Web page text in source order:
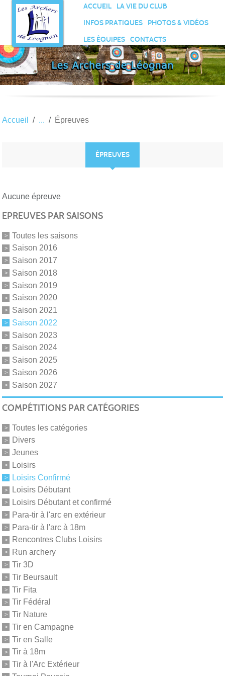
ACCUEIL
LA VIE DU CLUB
INFOS PRATIQUES
PHOTOS & VIDÉOS
LES ÉQUIPES
CONTACTS
Accueil Épreuves
ÉPREUVES
Aucune épreuve
EPREUVES PAR SAISONS
Toutes les saisons
Saison 2016
Saison 2017
Saison 2018
Saison 2019
Saison 2020
Saison 2021
Saison 2022
Saison 2023
Saison 2024
Saison 2025
Saison 2026
Saison 2027
COMPÉTITIONS PAR CATÉGORIES
Toutes les catégories
Divers
Jeunes
Loisirs
Loisirs Confirmé
Loisirs Débutant
Loisirs Débutant et confirmé
Para-tir à l'arc en extérieur
Para-tir à l'arc à 18m
Rencontres Clubs Loisirs
Run archery
Tir 3D
Tir Beursault
Tir Fita
Tir Fédéral
Tir Nature
Tir en Campagne
Tir en Salle
Tir à 18m
Tir à l'Arc Extérieur
Panneau de gestion des cookies